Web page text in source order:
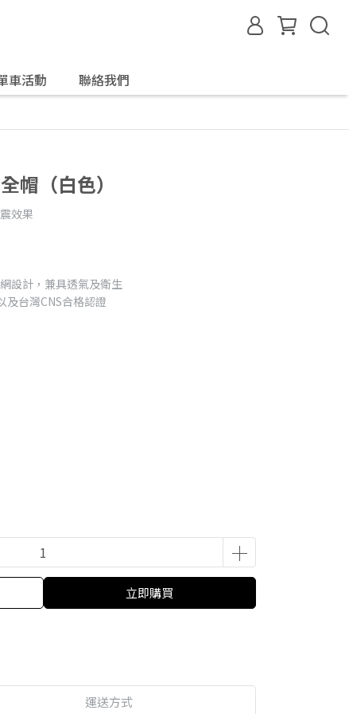
車活動 聯絡我們
帽（白色）
效果
設計，兼具透氣及衛生
及台灣CNS合格認證
立即購買
運送方式